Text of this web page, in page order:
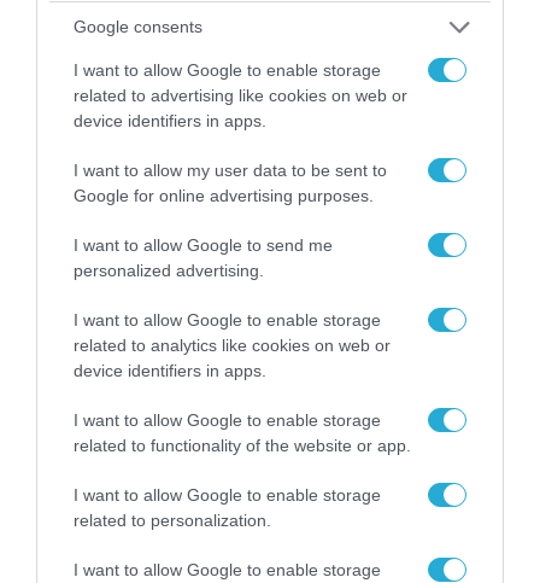
Google consents
I want to allow Google to enable storage
related to advertising like cookies on web or
device identifiers in apps.
I want to allow my user data to be sent to
Google for online advertising purposes.
I want to allow Google to send me
personalized advertising.
I want to allow Google to enable storage
related to analytics like cookies on web or
device identifiers in apps.
I want to allow Google to enable storage
related to functionality of the website or app.
I want to allow Google to enable storage
related to personalization.
I want to allow Google to enable storage
06.08.2026 | 09:03
«Οι εντελώς αθώοι»: Η ανάρτηση του Αρκά για
τα ζώα που χάθηκαν στις πυρκαγιές της
Αττικής (φωτο)